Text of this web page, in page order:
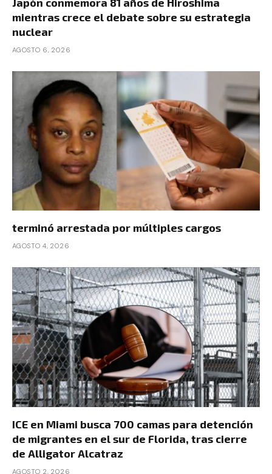
mientras crece el debate sobre su estrategia
nuclear
AGOSTO 6, 2026
terminó arrestada por múltiples cargos
AGOSTO 4, 2026
ICE en Miami busca 700 camas para detención
de migrantes en el sur de Florida, tras cierre
de Alligator Alcatraz
AGOSTO 2, 2026